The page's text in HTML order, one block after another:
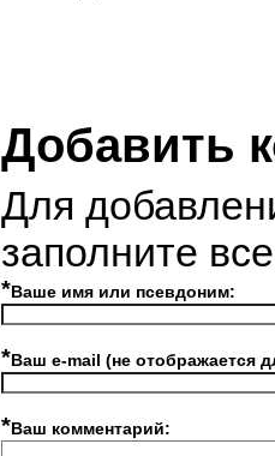
Добавить
Для
заполните
*Ваше имя или псевдоним:
*Ваш e-mail (не отображается
*Ваш комментарий: